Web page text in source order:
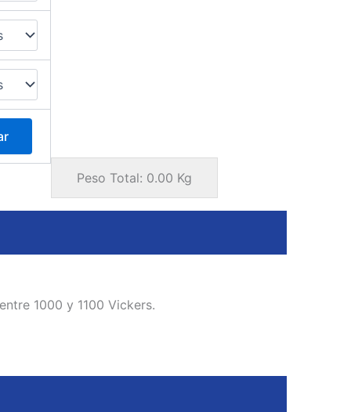
Peso Total: 0.00 Kg
1000 y 1100 Vickers.